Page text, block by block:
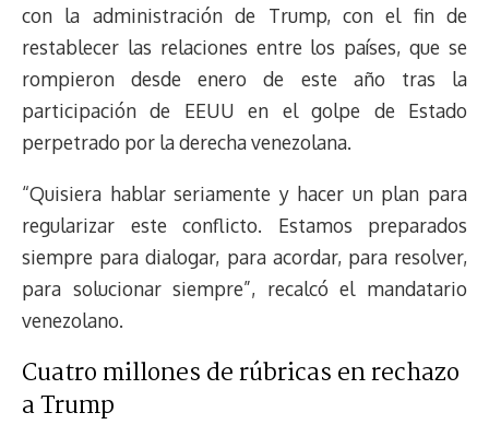
con la administración de Trump, con el fin de
restablecer las relaciones entre los países, que se
rompieron desde enero de este año tras la
participación de EEUU en el golpe de Estado
perpetrado por la derecha venezolana.
“Quisiera hablar seriamente y hacer un plan para
regularizar este conflicto. Estamos preparados
siempre para dialogar, para acordar, para resolver,
para solucionar siempre”, recalcó el mandatario
venezolano.
Cuatro millones de rúbricas en rechazo
a Trump